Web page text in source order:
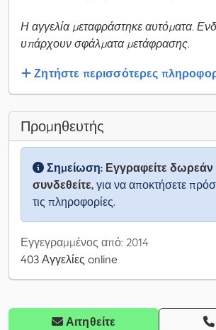
Η αγγελία μεταφράστηκε αυτόματα.
υπάρχουν σφάλματα μετάφρασης.
Ζητήστε περισσότερες
Προμηθευτής
Σημείωση: Εγγραφείτε δωρεάν
συνδεθείτε, για να αποκτήσετε
τις πληροφορίες.
Εγγεγραμμένος από: 2014
403 Αγγελίες online
Αιτηθείτε